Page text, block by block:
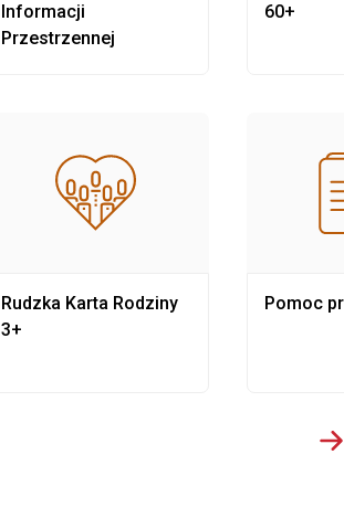
Informacji
Przestrzennej
Rudzka Karta Rodziny
3+
60+
Pomoc